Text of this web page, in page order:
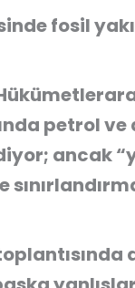
fosil
petrol
ancak